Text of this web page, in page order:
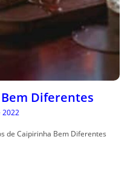
Diferentes
2022
de Caipirinha Bem Diferentes